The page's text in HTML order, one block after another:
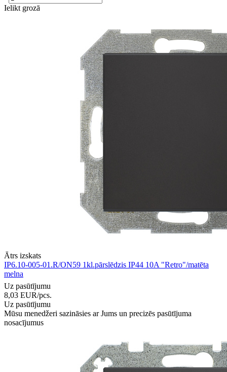
Ielikt grozā
Ātrs izskats
IP6.10-005-01.R/ON59 1kl.pārslēdzis IP44 10A "Retro"/matēta
melna
Uz pasūtījumu
8,03 EUR/pcs.
Uz pasūtījumu
Mūsu menedžeri sazināsies ar Jums un precizēs pasūtījuma
nosacījumus